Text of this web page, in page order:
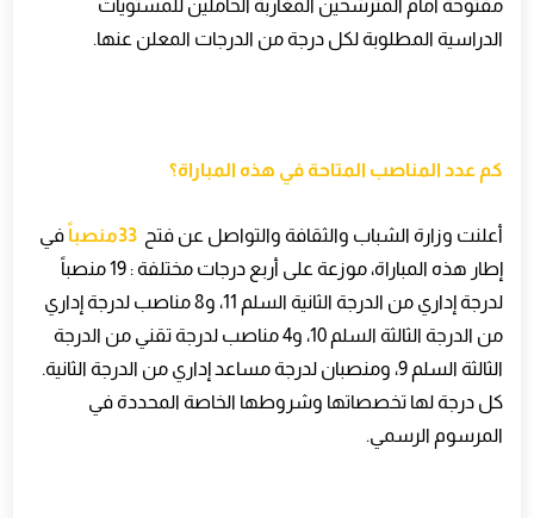
مفتوحة أمام المترشحين المغاربة الحاملين للمستويات
الدراسية المطلوبة لكل درجة من الدرجات المعلن عنها.
كم عدد المناصب المتاحة في هذه المباراة؟
أعلنت وزارة الشباب والثقافة والتواصل عن فتح 33منصباً في
إطار هذه المباراة، موزعة على أربع درجات مختلفة : 19 منصباً
لدرجة إداري من الدرجة الثانية السلم 11، و8 مناصب لدرجة إداري
من الدرجة الثالثة السلم 10، و4 مناصب لدرجة تقني من الدرجة
الثالثة السلم 9، ومنصبان لدرجة مساعد إداري من الدرجة الثانية.
كل درجة لها تخصصاتها وشروطها الخاصة المحددة في
المرسوم الرسمي.